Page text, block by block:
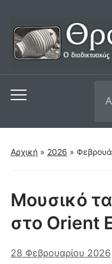
Εναλλαγή
μενού
για
για:
Αρχική » 2026 »
Μουσικό
στο Orient
28 Φεβρουαρίου 2026